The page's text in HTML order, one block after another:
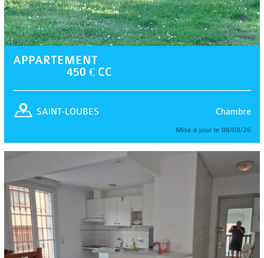
APPARTEMENT
450 € CC
Chambre
SAINT-LOUBES
Mise à jour le 08/08/26